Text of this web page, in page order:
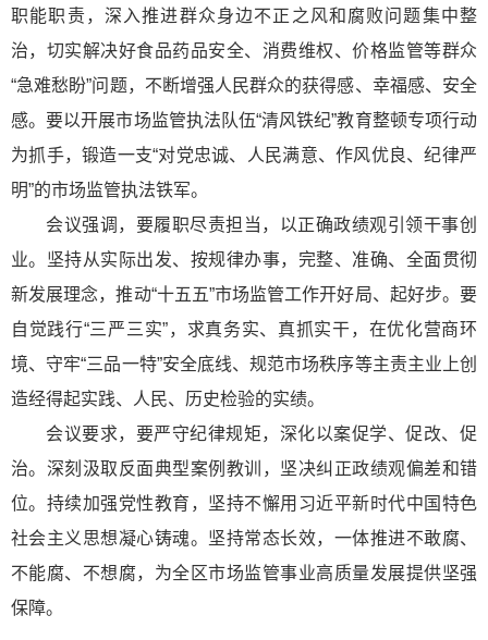
职能职责，深入推进群众身边不正之风和腐败问题集中整
治，切实解决好食品药品安全、消费维权、价格监管等群众
“急难愁盼”问题，不断增强人民群众的获得感、幸福感、安全
感。要以开展市场监管执法队伍“清风铁纪”教育整顿专项行动
为抓手，锻造一支“对党忠诚、人民满意、作风优良、纪律严
明”的市场监管执法铁军。
会议强调，要履职尽责担当，以正确政绩观引领干事创
业。坚持从实际出发、按规律办事，完整、准确、全面贯彻
新发展理念，推动“十五五”市场监管工作开好局、起好步。要
自觉践行“三严三实”，求真务实、真抓实干，在优化营商环
境、守牢“三品一特”安全底线、规范市场秩序等主责主业上创
造经得起实践、人民、历史检验的实绩。
会议要求，要严守纪律规矩，深化以案促学、促改、促
治。深刻汲取反面典型案例教训，坚决纠正政绩观偏差和错
位。持续加强党性教育，坚持不懈用 习近平新时代中国特色
社会主义 思想凝心铸魂。坚持常态长效，一体推进不敢腐、
不能腐、不想腐，为全区市场监管事业高质量发展提供坚强
保障。